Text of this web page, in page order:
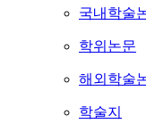
국내학술
학위논문
해외학술
학술지